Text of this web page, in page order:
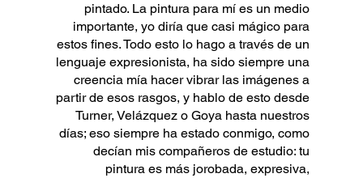
pintado. La pintura para mí es un medio
importante, yo diría que casi mágico para
estos fines. Todo esto lo hago a través de un
lenguaje expresionista, ha sido siempre una
creencia mía hacer vibrar las imágenes a
partir de esos rasgos, y hablo de esto desde
Turner, Velázquez o Goya hasta nuestros
días; eso siempre ha estado conmigo, como
decían mis compañeros de estudio: tu
pintura es más jorobada, expresiva,